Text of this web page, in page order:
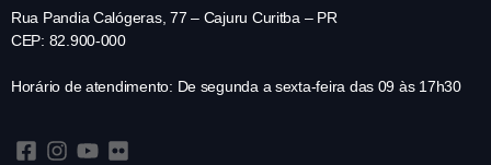
Rua Pandia Calógeras, 77 – Cajuru Curitba – PR
CEP: 82.900-000
Horário de atendimento: De segunda a sexta-feira das 09 às 17h30